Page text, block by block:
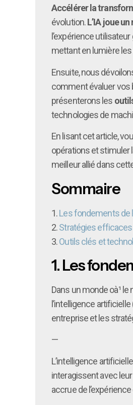
Accélérer la
évolution.L’IA joue
l’expérience
mettant en lumière
Ensuite, nous
comment évaluer vos
présenterons les
technologies de
En lisant cet article,
opérations et stimuler
meilleur allié dans
Sommaire
1.Les fondements de
2.Stratégies efficaces
3.Outils clés et
1.Les
Dans un monde oà¹
l’intelligence
entreprise et les
—
L’intelligence
interagissent avec
accrue de